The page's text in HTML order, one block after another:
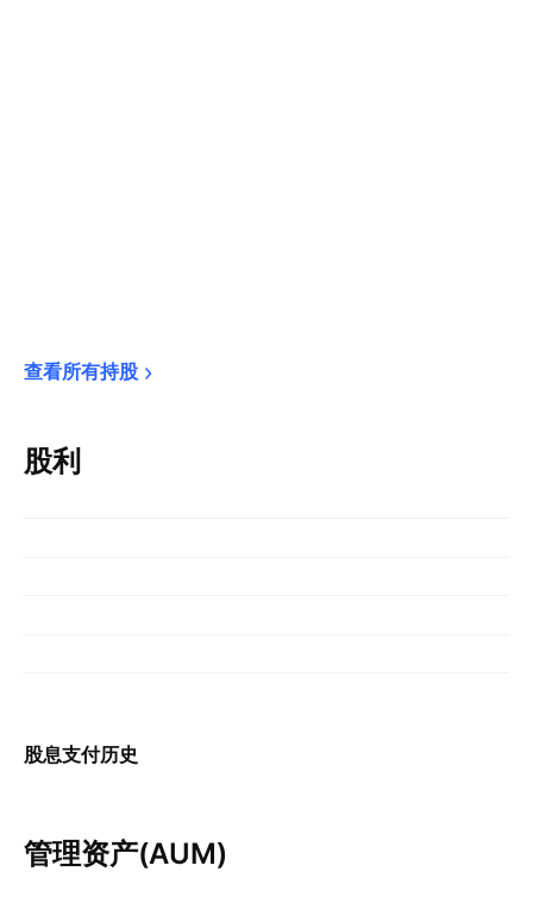
查看所有持股
股利
股息支付历史
管理资产(AUM)